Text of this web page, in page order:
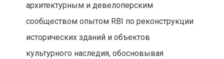
архитектурным и девелоперским
сообществом опытом RBI по реконструкции
исторических зданий и объектов
культурного наследия, обосновывая